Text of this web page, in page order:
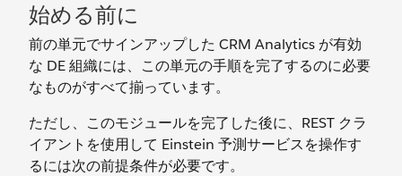
始める前に
前の単元でサインアップした CRM Analytics が有効
な DE 組織には、この単元の手順を完了するのに必要
なものがすべて揃っています。
ただし、このモジュールを完了した後に、REST クラ
イアントを使用して Einstein 予測サービスを操作す
るには次の前提条件が必要です。